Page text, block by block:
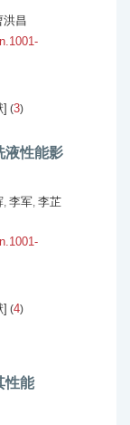
洪昌
] (3)
液性能影
, 李军, 李芷
] (4)
性能